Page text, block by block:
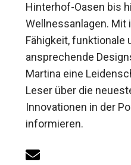
Hinterhof-Oasen bis
Wellnessanlagen. Mit
Fähigkeit, funktionale
ansprechende
Martina eine
Leser über die
Innovationen in der
informieren.